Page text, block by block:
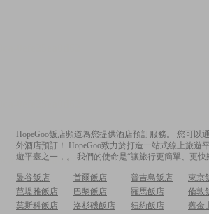
HopeGoo飯店頻道為您提供酒店預訂服務。 您可
外酒店預訂！ HopeGoo致力於打造一站式線上旅
遊平臺之一，。 我們的使命是“讓旅行更簡單、更
曼谷飯店 首爾飯店 普吉島飯店
東京
芭堤雅飯店
巴黎飯店 羅馬飯店
倫敦
莫斯科飯店
洛杉磯飯店 紐約飯店
舊金